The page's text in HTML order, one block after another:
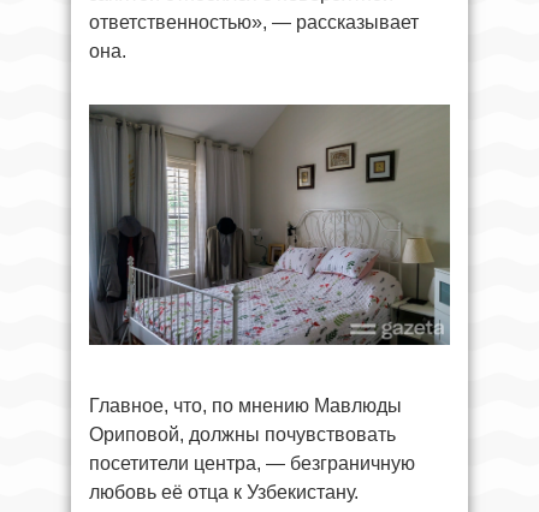
ответственностью», — рассказывает
она.
Главное, что, по мнению Мавлюды
Ориповой, должны почувствовать
посетители центра, — безграничную
любовь её отца к Узбекистану.